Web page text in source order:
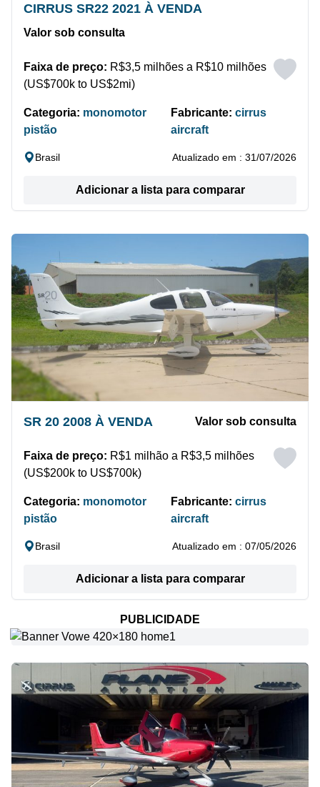
CIRRUS SR22 2021 À VENDA
Valor sob consulta
Faixa de preço: R$3,5 milhões a R$10 milhões
(US$700k to US$2mi)
Categoria: monomotor
pistão
Fabricante: cirrus
aircraft
Brasil Atualizado em : 31/07/2026
Adicionar a lista para comparar
SR 20 2008 À VENDA Valor sob consulta
Faixa de preço: R$1 milhão a R$3,5 milhões
(US$200k to US$700k)
Categoria: monomotor
pistão
Fabricante: cirrus
aircraft
Brasil Atualizado em : 07/05/2026
Adicionar a lista para comparar
PUBLICIDADE